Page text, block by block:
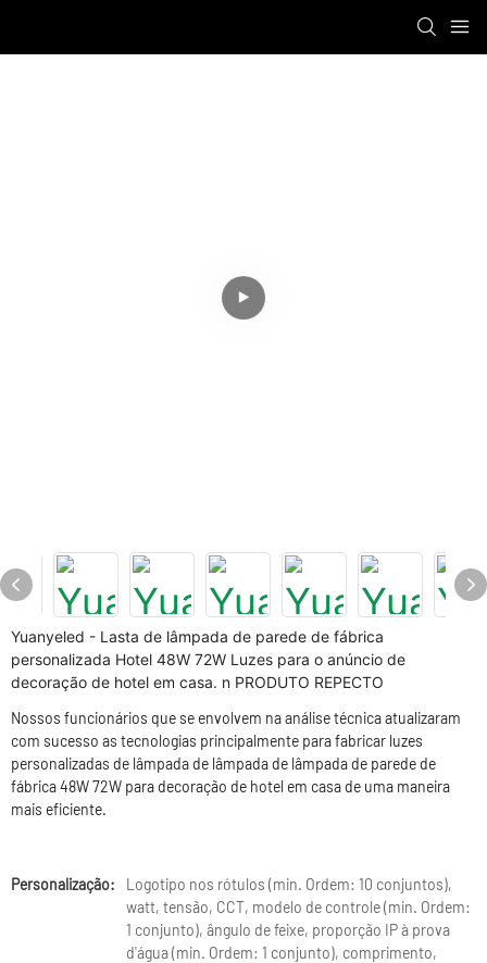
Yuanyeled - Lasta de lâmpada de parede de fábrica
personalizada Hotel 48W 72W Luzes para o anúncio de
decoração de hotel em casa. n PRODUTO REPECTO
Nossos funcionários que se envolvem na análise técnica atualizaram
com sucesso as tecnologias principalmente para fabricar luzes
personalizadas de lâmpada de lâmpada de lâmpada de parede de
fábrica 48W 72W para decoração de hotel em casa de uma maneira
mais eficiente.
Personalização:
Logotipo nos rótulos (min. Ordem: 10 conjuntos),
watt, tensão, CCT, modelo de controle (min. Ordem:
1 conjunto), ângulo de feixe, proporção IP à prova
d'água (min. Ordem: 1 conjunto), comprimento,